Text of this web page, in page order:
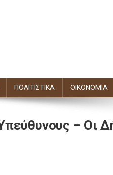
ΠΟΛΙΤΙΣΤΙΚΑ ΟΙΚΟΝΟΜΙΑ
– Οι